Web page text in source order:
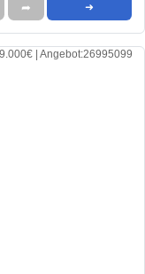
➦ ➜